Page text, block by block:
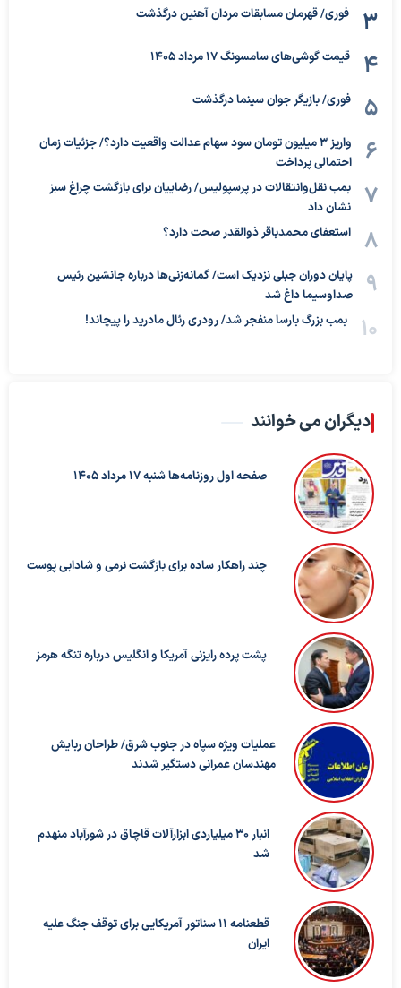
فوری/ قهرمان مسابقات مردان آهنین درگذشت
قیمت گوشی‌های سامسونگ 17 مرداد 1405
فوری/ بازیگر جوان سینما درگذشت
واریز ۳ میلیون تومان سود سهام عدالت واقعیت دارد؟/ جزئیات زمان
احتمالی پرداخت
بمب نقل‌وانتقالات در پرسپولیس/ رضاییان برای بازگشت چراغ سبز
نشان داد
استعفای محمدباقر ذوالقدر صحت دارد؟
پایان دوران جبلی نزدیک است/ گمانه‌زنی‌ها درباره جانشین رئیس
صداوسیما داغ شد
بمب بزرگ بارسا منفجر شد/ رودری رئال مادرید را پیچاند!
دیگران می خوانند
صفحه اول روزنامه‌ها شنبه 17 مرداد 1405
چند راهکار ساده برای بازگشت نرمی و شادابی پوست
پشت پرده رایزنی آمریکا و انگلیس درباره تنگه هرمز
عملیات ویژه سپاه در جنوب شرق/ طراحان ربایش
مهندسان عمرانی دستگیر شدند
انبار ۳۰ میلیاردی ابزارآلات قاچاق در شورآباد منهدم
شد
قطعنامه ۱۱ سناتور آمریکایی برای توقف جنگ علیه
ایران